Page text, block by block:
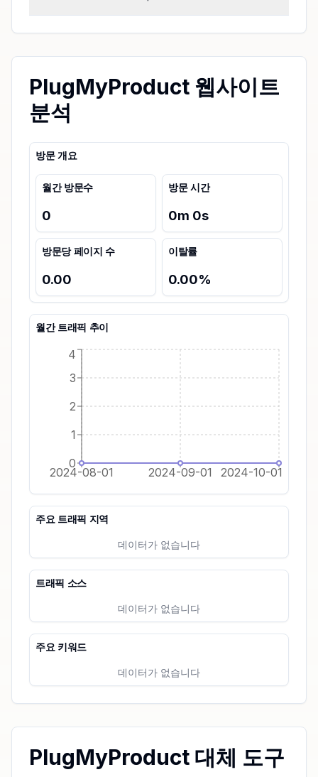
PlugMyProduct 웹사이트
분석
방문 개요
월간 방문수
0
방문 시간
0m 0s
방문당 페이지 수
0.00
이탈률
0.00%
월간 트래픽 추이
2024-08-01 2024-09-01 2024-10-01
0
1
2
3
4
주요 트래픽 지역
데이터가 없습니다
트래픽 소스
데이터가 없습니다
주요 키워드
데이터가 없습니다
PlugMyProduct 대체 도구